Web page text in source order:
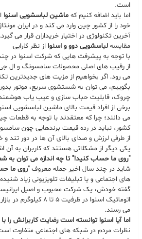
است.
اما باید اضافه کنیم که ماشین لباسشویی اسنوا
خود را از کشور چین وارد می کند و در ایران
آخرین تکنولوژی در اختیار خریداران قرار می گیرد.
مقایسه لباسشویی دوو و اسنوا از نظر کارایی
با توجه به پیشرفت هایی که شرکت اسنوا در
از رقیب های اصلی محصولات سامسونگ و ال جی
می رود. اگر بخواهیم از مزیت های جدیدترین
بگوییم، می توان به شستشوی سریع، موتور
چروک، قابلیت حباب سازی و عیب یاب هوشمند
برخی از افراد قیمت بالای ماشین لباسشویی
می دانند؛ چرا که معتقدند با توجه به قطعات
کشور، نباید در رده قیمت برندهایی چون
از طرفی لرزش و صدای بالای آن ها در دور تند
یکی دیگر از مشکلاتی هستند که کاربران به آن
"روی ما حساب کنید!" تا چه اندازه می توان به
شاید در چند سال اخیر جمله معروف "روی ما
های اجتماعی و یا تبلیغات تلویزیونی زیاد
گفته خودش، یک شرکت محبوب و اصیل
اتوماتیک اسنوا در ظرفیت 5
می رسند.
اما آیا اسنوا توانسته است رضایت کاربرانش را
نظرات مردم در شبکه های اجتماعی متفاوت